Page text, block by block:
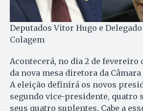
Deputados Vitor Hugo e
Colagem
Acontecerá, no dia 2 de fevereiro
da nova mesa diretora da
A eleição definirá os novos
segundo vice-presidente, quatro
seus quatro suplentes. Cabe a